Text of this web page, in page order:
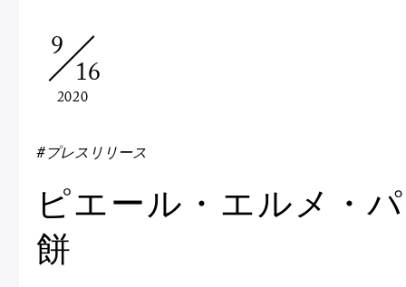
d'Anniversaire
焼き菓子
ク
9
16
2020
#プレスリリース
ピエール・エルメ・
餅